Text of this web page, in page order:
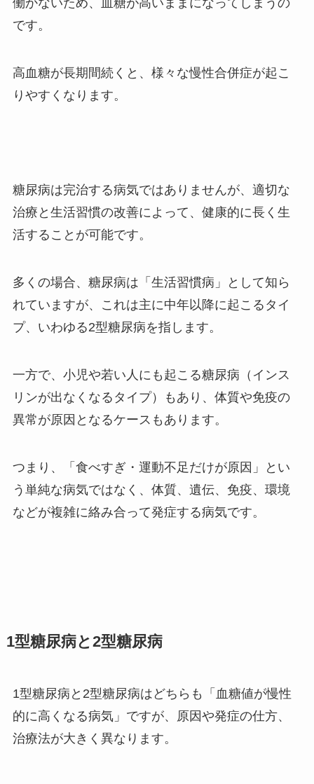
です。
高血糖が長期間続くと、様々な慢性合併症が起こ
りやすくなります。
糖尿病は完治する病気ではありませんが、適切な
治療と生活習慣の改善によって、健康的に長く生
活することが可能です。
多くの場合、糖尿病は「生活習慣病」として知ら
れていますが、これは主に中年以降に起こるタイ
プ、いわゆる2型糖尿病を指します。
一方で、小児や若い人にも起こる糖尿病（インス
リンが出なくなるタイプ）もあり、体質や免疫の
異常が原因となるケースもあります。
つまり、「食べすぎ・運動不足だけが原因」とい
う単純な病気ではなく、体質、遺伝、免疫、環境
などが複雑に絡み合って発症する病気です。
1型糖尿病と2型糖尿病
1型糖尿病と2型糖尿病はどちらも「血糖値が慢性
的に高くなる病気」ですが、原因や発症の仕方、
治療法が大きく異なります。